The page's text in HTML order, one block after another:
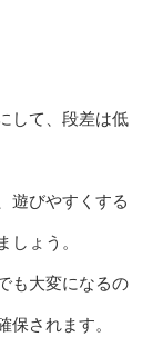
して、段差は低
遊びやすくする
しょう。
も大変になるの
保されます。